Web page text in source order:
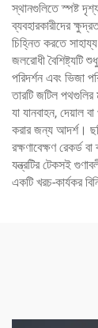
স্থানগুলিতে স্পষ্ট
ব্যবহারকারীদের
চিহ্নিত করতে
জলরোধী বৈশিষ্ট্যটি
পরিদর্শন এবং ভিজা
তারটি জটিল
যা যানবাহন, দেয়াল
করার জন্য আদর্শ।
রক্ষণাবেক্ষণ রেকর্ড
যন্ত্রটির টেকসই
একটি খরচ-কার্যকর